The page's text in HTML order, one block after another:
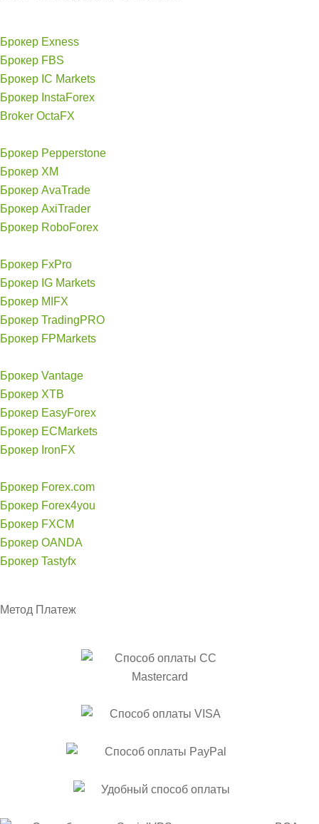
Брокер Exness
Брокер FBS
Брокер IC Markets
Брокер InstaForex
Broker OctaFX
Брокер Pepperstone
Брокер XM
Брокер AvaTrade
Брокер AxiTrader
Брокер RoboForex
Брокер FxPro
Брокер IG Markets
Брокер MIFX
Брокер TradingPRO
Брокер FPMarkets
Брокер Vantage
Брокер XTB
Брокер EasyForex
Брокер ECMarkets
Брокер IronFX
Брокер Forex.com
Брокер Forex4you
Брокер FXCM
Брокер OANDA
Брокер Tastyfx
Метод Платеж